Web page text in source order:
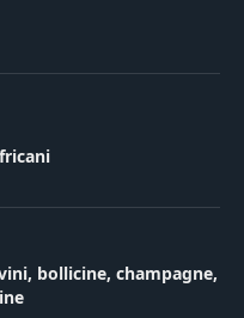
bollicine, champagne,